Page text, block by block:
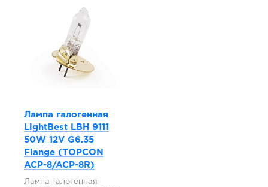
Лампа галогенная
LightBest LBH 9111
50W 12V G6.35
Flange (TOPCON
ACP-8/ACP-8R)
Лампа галогенная